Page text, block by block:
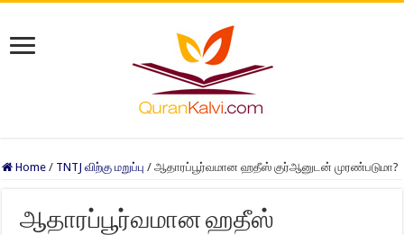
Home / TNTJ விற்கு மறுப்பு / ஆதாரப்பூர்வமான ஹதீஸ் குர்ஆனுடன் முரண்படுமா?
ஆதாரப்பூர்வமான ஹதீஸ்